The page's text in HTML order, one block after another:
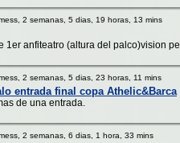
2 semanas, 5 dias, 19 horas, 13 mins
1er anfiteatro (altura del palco)vision
2 semanas, 5 dias, 23 horas, 11 mins
entrada final copa Athelic&Barca
de una entrada.
2 semanas, 6 dias, 1 hora, 33 mins